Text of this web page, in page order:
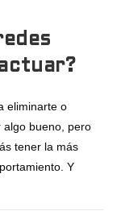
eliminarte o
algo bueno, pero
tener la más
Y